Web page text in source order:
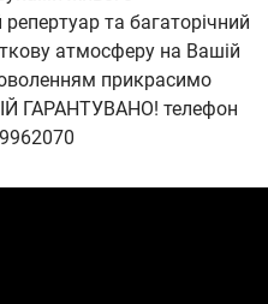
та багаторічний
атмосферу на Вашій
прикрасимо
ГАРАНТУВАНО! телефон